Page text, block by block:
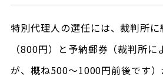
特別代理人の選任には、裁判所
（800円）と予納郵券（裁判所に
が、概ね500～1000円前後です）